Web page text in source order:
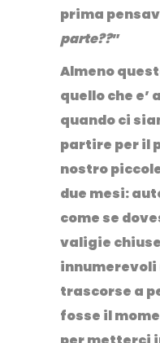
prima
parte??”
Almeno
quello che e’
quando ci
partire per il
nostro
due mesi:
come se
valigie
innumerevoli
trascorse a
fosse il